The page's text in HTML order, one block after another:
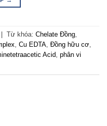
Từ khóa: Chelate Đồng,
, Cu EDTA, Đồng hữu cơ,
Acid, phân vi